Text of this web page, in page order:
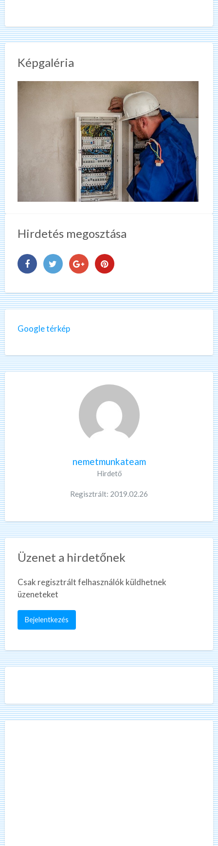
Képgaléria
Hirdetés megosztása
Google térkép
nemetmunkateam
Hirdető
Regisztrált: 2019.02.26
Üzenet a hirdetőnek
Csak regisztrált felhasználók küldhetnek
üzeneteket
Bejelentkezés